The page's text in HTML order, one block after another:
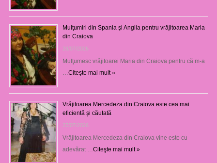
Mulţumiri din Spania şi Anglia pentru vrăjitoarea Maria
din Craiova
28/07/2026
Mulţumesc vrăjitoarei Maria din Craiova pentru că m-a
Citeşte mai mult »
Vrăjitoarea Mercedeza din Craiova este cea mai
eficientă şi căutată
27/07/2026
Vrăjitoarea Mercedeza din Craiova vine este cu
adevărat … Citeşte mai mult »